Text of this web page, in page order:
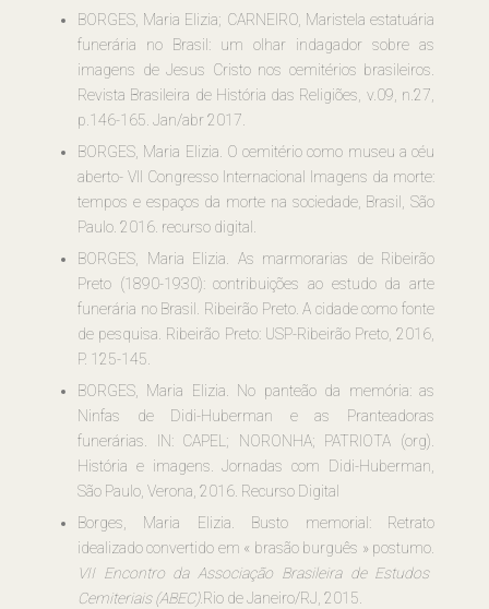
BORGES, Maria Elizia; CARNEIRO, Maristela estatuária
funerária no Brasil: um olhar indagador sobre as
imagens de Jesus Cristo nos cemitérios brasileiros.
Revista Brasileira de História das Religiões, v.09, n.27,
p.146-165. Jan/abr 2017.
BORGES, Maria Elizia. O cemitério como museu a céu
aberto- VII Congresso Internacional Imagens da morte:
tempos e espaços da morte na sociedade, Brasil, São
Paulo. 2016. recurso digital.
BORGES, Maria Elizia. As marmorarias de Ribeirão
Preto (1890-1930): contribuições ao estudo da arte
funerária no Brasil. Ribeirão Preto. A cidade como fonte
de pesquisa. Ribeirão Preto: USP-Ribeirão Preto, 2016,
P. 125-145.
BORGES, Maria Elizia. No panteão da memória: as
Ninfas de Didi-Huberman e as Pranteadoras
funerárias. IN: CAPEL; NORONHA; PATRIOTA (org).
História e imagens. Jornadas com Didi-Huberman,
São Paulo, Verona, 2016. Recurso Digital
Borges, Maria Elizia. Busto memorial: Retrato
idealizado convertido em « brasão burguês » postumo.
VII Encontro da Associação Brasileira de Estudos
Cemiteriais (ABEC).Rio de Janeiro/RJ, 2015.